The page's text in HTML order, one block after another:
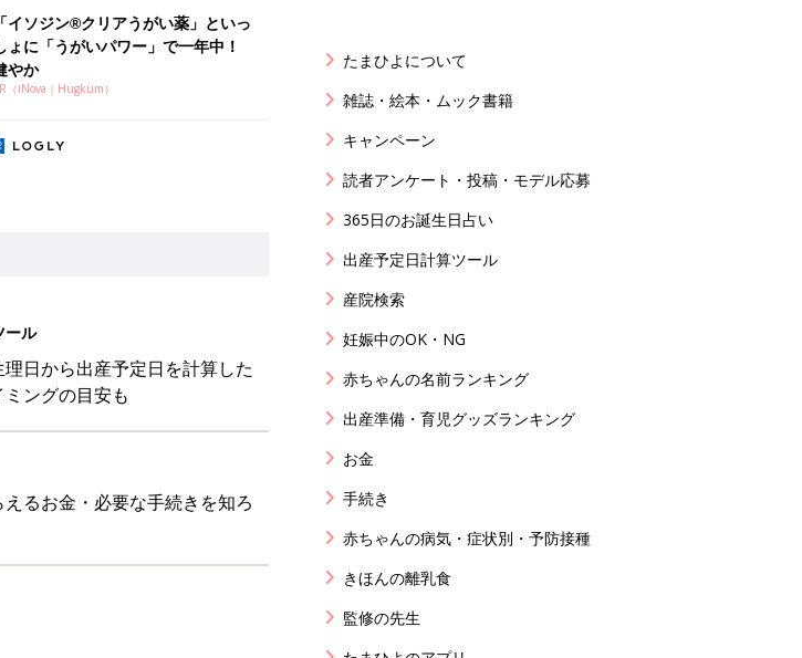
「イソジン®クリアうがい薬」といっ
ょに「うがいパワー」で一年中！
やか
（iNova｜Hugkum）
ール
日から出産予定日を計算した
ングの目安も
るお金・必要な手続きを知ろ
たまひよについて
雑誌・絵本・ムック書籍
キャンペーン
読者アンケート・投稿・モデル応募
365日のお誕生日占い
出産予定日計算ツール
産院検索
妊娠中のOK・NG
赤ちゃんの名前ランキング
出産準備・育児グッズランキング
お金
手続き
赤ちゃんの病気・症状別・予防接種
きほんの離乳食
監修の先生